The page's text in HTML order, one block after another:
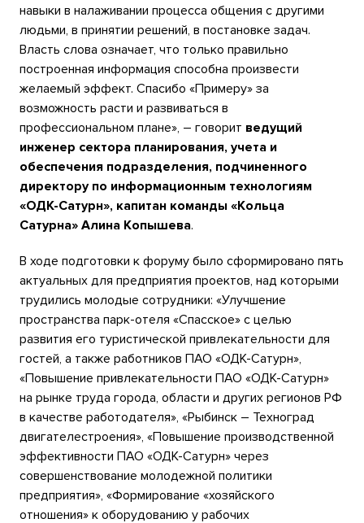
навыки в налаживании процесса общения с другими
людьми, в принятии решений, в постановке задач.
Власть слова означает, что только правильно
построенная информация способна произвести
желаемый эффект. Спасибо «Примеру» за
возможность расти и развиваться в
профессиональном плане», – говорит ведущий
инженер сектора планирования, учета и
обеспечения подразделения, подчиненного
директору по информационным технологиям
«ОДК-Сатурн», капитан команды «Кольца
Сатурна» Алина Копышева.
В ходе подготовки к форуму было сформировано пять
актуальных для предприятия проектов, над которыми
трудились молодые сотрудники: «Улучшение
пространства парк-отеля «Спасское» с целью
развития его туристической привлекательности для
гостей, а также работников ПАО «ОДК-Сатурн»,
«Повышение привлекательности ПАО «ОДК-Сатурн»
на рынке труда города, области и других регионов РФ
в качестве работодателя», «Рыбинск – Техноград
двигателестроения», «Повышение производственной
эффективности ПАО «ОДК-Сатурн» через
совершенствование молодежной политики
предприятия», «Формирование «хозяйского
отношения» к оборудованию у рабочих